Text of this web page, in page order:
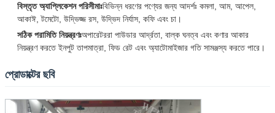
বিস্তৃত অ্যাপ্লিকেশন পরিসীমাঃবিভিন্ন ধরণের পণ্যের জন্য আদর্শঃ কমলা, আম, আপেল,
আকাঈ, টমেটো, উদ্ভিজ্জ রস, উদ্ভিদ নির্যাস, কফি এবং চা।
সঠিক পরামিতি নিয়ন্ত্রণঃঅপারেটররা পাউডার আর্দ্রতা, বাল্ক ঘনত্ব এবং কণার আকার
নিয়ন্ত্রণ করতে ইনপুট তাপমাত্রা, ফিড রেট এবং অ্যাটোমাইজার গতি সামঞ্জস্য করতে পারে।
প্রোডাক্টের ছবি